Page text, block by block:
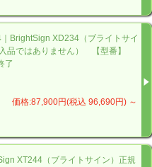
の最下部に当オンライン
営する
BrightSign XD234（ブライトサイ
品ではありません） 【型番】
了
価格:87,900円(税込 96,690円) ～
XT244（ブライトサイン）正規